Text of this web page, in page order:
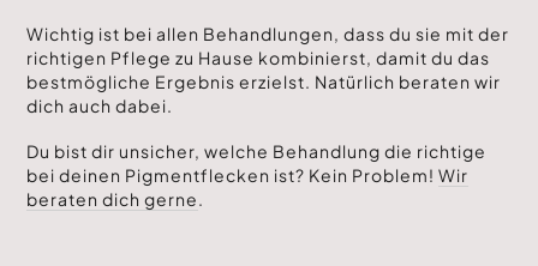
Wichtig ist bei allen Behandlungen, dass du sie mit der
richtigen Pflege zu Hause kombinierst, damit du das
bestmögliche Ergebnis erzielst. Natürlich beraten wir
dich auch dabei.
Du bist dir unsicher, welche Behandlung die richtige
bei deinen Pigmentflecken ist? Kein Problem!Wir
beraten dich gerne.